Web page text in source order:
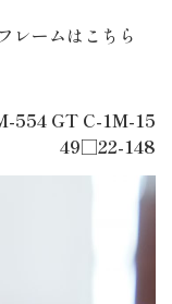
レームはこちら
554 GT C-1M-15
49□22-148